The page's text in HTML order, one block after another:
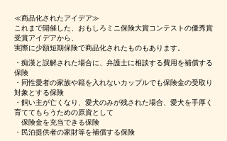
≪商品化されたアイデア≫
これまで開催した、おもしろミニ保険大賞コンテストの優秀賞
受賞アイデアから、
実際に少額短期保険で商品化されたものもあります。
・痴漢と誤解された場合に、弁護士に相談する費用を補償する
保険
・同性愛者の家族や籍を入れないカップルでも保険金の受取り
対象とする保険
・飼い主が亡くなり、愛犬のみが残された場合、愛犬を手厚く
育ててもらうための原資として
保険金を充当できる保険
・民泊提供者の家財等を補償する保険